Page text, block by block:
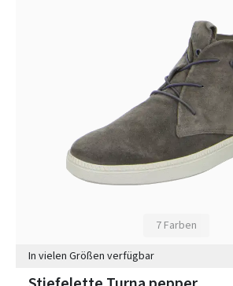
7 Farben
In vielen Größen verfügbar